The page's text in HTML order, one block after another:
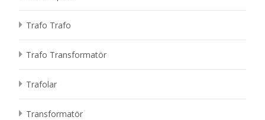
Trafo Trafo
Trafo Transformatör
Trafolar
Transformatör